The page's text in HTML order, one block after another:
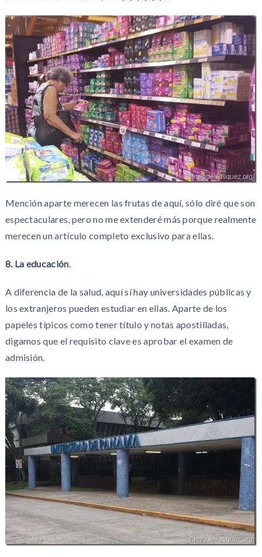
Mención aparte merecen las frutas de aquí, sólo diré que son
espectaculares, pero no me extenderé más porque realmente
merecen un artículo completo exclusivo para ellas.
8. La educación.
A diferencia de la salud, aquí sí hay universidades públicas y
los extranjeros pueden estudiar en ellas. Aparte de los
papeles típicos como tener título y notas apostilladas,
digamos que el requisito clave es aprobar el examen de
admisión.